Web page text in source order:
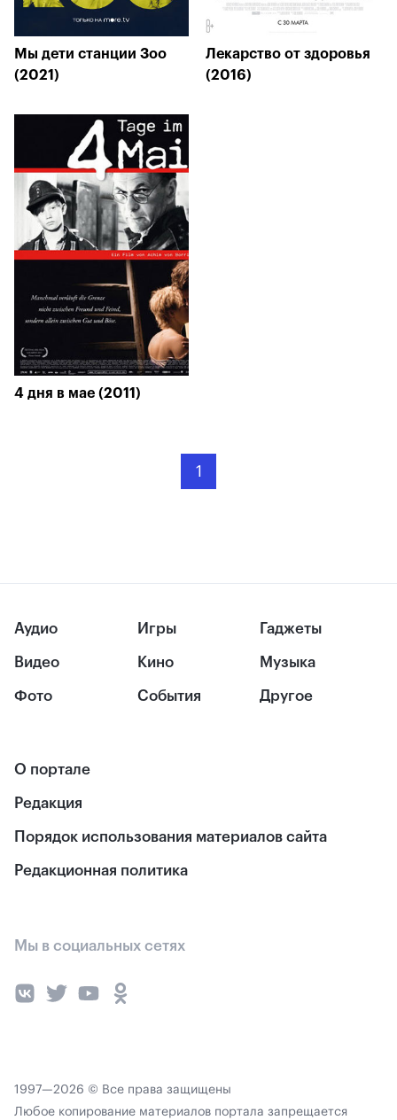
Мы дети станции Зоо
(2021)
Лекарство от здоровья
(2016)
4 дня в мае (2011)
1
Аудио
Видео
Фото
Игры
Кино
События
Гаджеты
Музыка
Другое
О портале
Редакция
Порядок использования материалов сайта
Редакционная политика
Мы в социальных сетях
1997—2026 © Все права защищены
Любое копирование материалов портала запрещается